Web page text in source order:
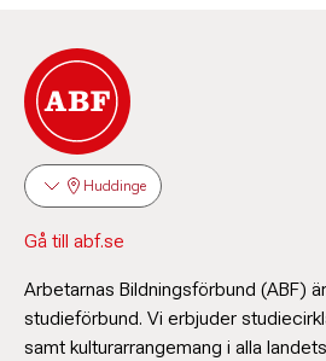
Huddinge
Gå till abf.se
Arbetarnas Bildningsförbund (ABF)
studieförbund. Vi erbjuder
samt kulturarrangemang i alla